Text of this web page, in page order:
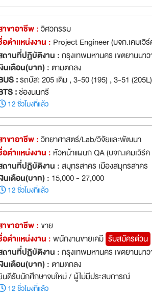
าขาอาชีพ :วิศวกรรม
ตำเเหน่งงาน : Project Engineer (บจก.เคมเวิ
ถานที่ปฏิบัติงาน :กรุงเทพมหานคร เขตยานนา
งินเดือน(บาท) :ตามตกลง
:รถบัส: 205 เดิม , 3-50 (195) , 3-51
:ช่องนนทรี
12 ชั่วโมงที่แล้ว
าขาอาชีพ :วิทยาศาสตร์/Lab/วิจัยและพัฒนา
ตำเเหน่งงาน :หัวหน้าแผนก QA (บจก.เคมเวิร์
ถานที่ปฏิบัติงาน :สมุทรสาคร เมืองสมุทรสาคร
งินเดือน(บาท) : 15,000 - 27,000
12 ชั่วโมงที่แล้ว
าขาอาชีพ :ขาย
ตำเเหน่งงาน :พนักงานขายเคมี รับสมัครด่วน
ถานที่ปฏิบัติงาน :กรุงเทพมหานคร เขตยานนา
งินเดือน(บาท) :ตามตกลง
นดีรับนักศึกษาจบใหม่ / ผู้ไม่มีประสบการณ์
12 ชั่วโมงที่แล้ว